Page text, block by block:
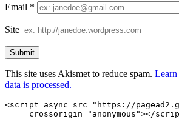
Email *
Site
This site uses Akismet to reduce spam.
data is processed.
<script async src="https://
crossorigin="anonymous"></